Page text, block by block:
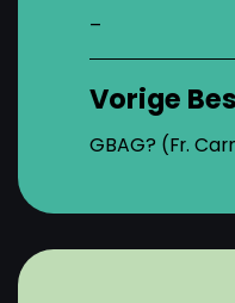
–
Vorige
GBAG? (Fr.